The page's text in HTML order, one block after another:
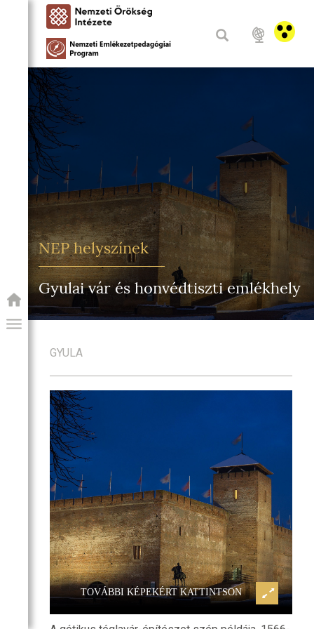
PROGRAM
NEP helyszínek
Gyulai vár és honvédtiszti emlékhely
GYULA
TOVÁBBI KÉPEKÉRT KATTINTSON
emlékhely Gyulai vár és honvédtiszti